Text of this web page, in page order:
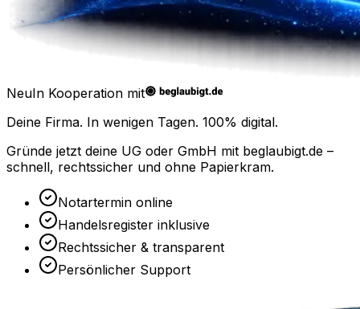
NeuIn Kooperation mit
Deine Firma. In wenigen Tagen. 100% digital.
Gründe jetzt deine UG oder GmbH mit beglaubigt.de –
schnell, rechtssicher und ohne Papierkram.
Notartermin online
Handelsregister inklusive
Rechtssicher & transparent
Persönlicher Support